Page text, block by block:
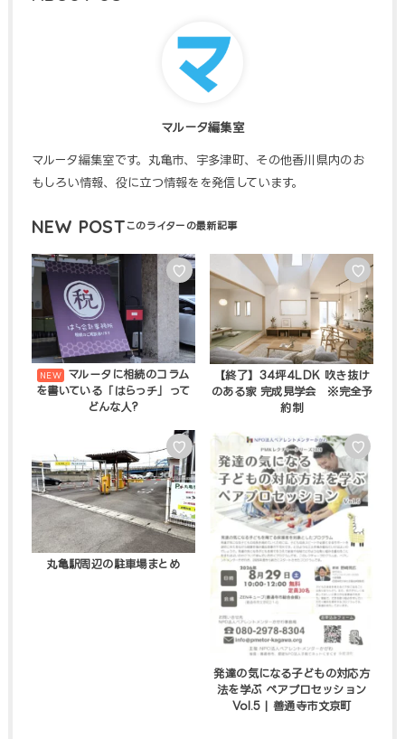
マルータ編集室
マルータ編集室です。丸亀市、宇多津町、その他香川県内のお
もしろい情報、役に立つ情報をを発信しています。
NEW POST
♡
マルータに相続のコラム
を書いている「はらっチ」って
どんな人?
♡
【終了】34坪4LDK 吹き抜け
のある家 完成見学会 ※完全予
約制
♡
丸亀駅周辺の駐車場まとめ
♡
発達の気になる子どもの対応方
法を学ぶ ペアプロセッション
Vol.5 | 善通寺市文京町